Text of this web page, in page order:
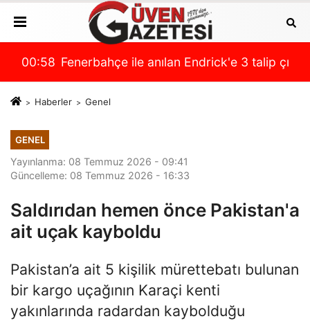
'Sözlü anlaşmaya varıldı!' İşte transferdeki son
00:58 Fenerbahçe ile anılan Endrick'e 3 talip çıktı!
Haberler Genel
GENEL
Yayınlanma: 08 Temmuz 2026 - 09:41
Güncelleme: 08 Temmuz 2026 - 16:33
Saldırıdan hemen önce Pakistan'a
ait uçak kayboldu
Pakistan’a ait 5 kişilik mürettebatı bulunan
bir kargo uçağının Karaçi kenti
yakınlarında radardan kaybolduğu